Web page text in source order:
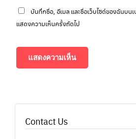
บันทึกชื่อ, อีเมล และชื่อเว็บไซต์ของฉันบน
แสดงความเห็นครั้งถัดไป
Contact Us